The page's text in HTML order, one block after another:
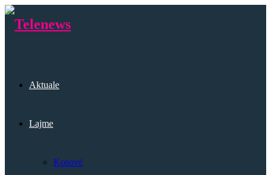
Aktuale
Lajme
Kosovë